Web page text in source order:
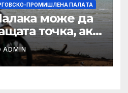
ПРОМИШЛЕНА ПАЛAТА
може да
точка, ако
ADMIN